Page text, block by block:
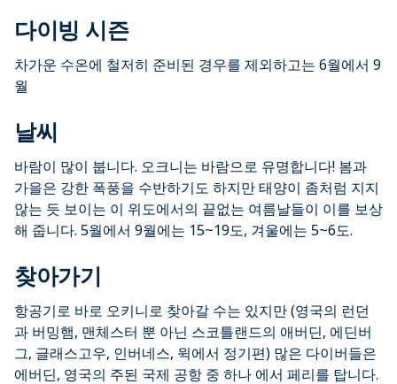
다이빙 시즌
차가운 수온에 철저히 준비된 경우를 제외하고는 6월에서 9
월
날씨
바람이 많이 붑니다. 오크니는 바람으로 유명합니다! 봄과
가을은 강한 폭풍을 수반하기도 하지만 태양이 좀처럼 지지
않는 듯 보이는 이 위도에서의 끝없는 여름날들이 이를 보상
해 줍니다. 5월에서 9월에는 15~19도, 겨울에는 5~6도.
찾아가기
항공기로 바로 오키니로 찾아갈 수는 있지만 (영국의 런던
과 버밍햄, 맨체스터 뿐 아닌 스코틀랜드의 애버딘, 에딘버
그, 글래스고우, 인버네스, 윅에서 정기편) 많은 다이버들은
에버딘, 영국의 주된 국제 공항 중 하나 에서 페리를 탑니다.